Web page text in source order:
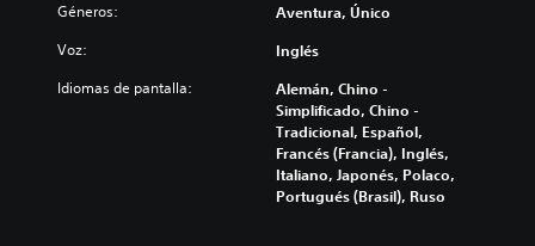
Géneros: Aventura, Único
Voz: Inglés
Idiomas de pantalla:
Alemán, Chino -
Simplificado, Chino -
Tradicional, Español,
Francés (Francia), Inglés,
Italiano, Japonés, Polaco,
Portugués (Brasil), Ruso